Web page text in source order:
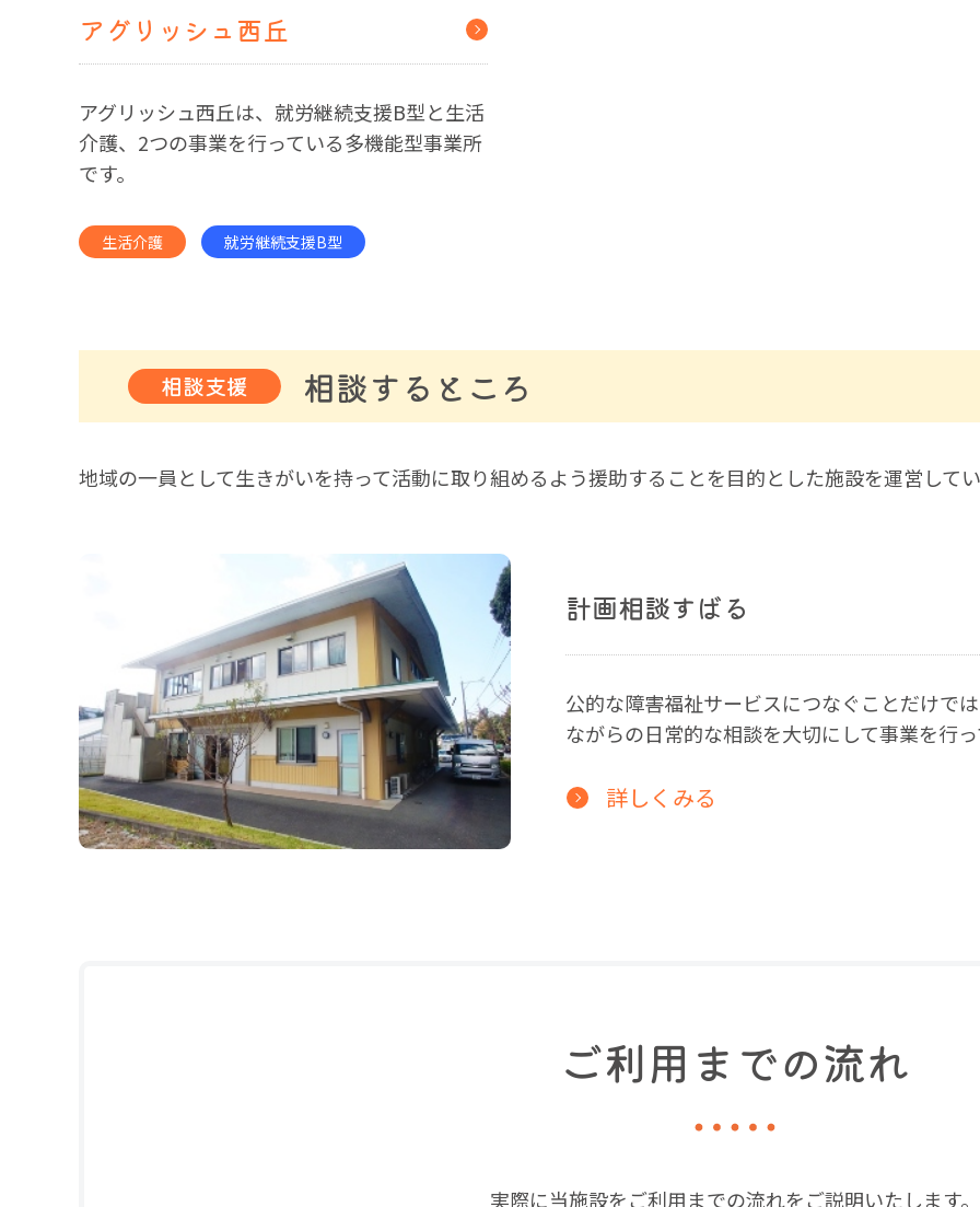
アグリッシュ西丘
アグリッシュ西丘は、就労継続支援B型と生活
介護、2つの事業を行っている多機能型事業所
です。
生活介護 就労継続支援B型
相談支援 相談するところ
地域の一員として生きがいを持って活動に取り組めるよう援助することを目的とした施設を運営して
計画相談すばる
公的な障害福祉サービスにつなぐことだけで
ながらの日常的な相談を大切にして事業を行
詳しくみる
ご利用までの流れ
実際に当施設をご利用までの流れをご説明いたします。